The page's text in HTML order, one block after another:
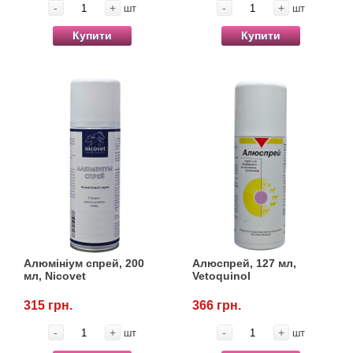
- + шт
Купити
- + шт
Купити
Алюмініум спрей, 200
мл, Nicovet
315 грн.
- + шт
Алюспрей, 127 мл,
Vetoquinol
366 грн.
- + шт